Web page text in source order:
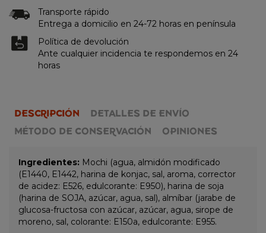
Transporte rápido
Entrega a domicilio en 24-72 horas en península
Política de devolución
Ante cualquier incidencia te respondemos en 24
horas
DESCRIPCIÓN
DETALLES DE ENVÍO
MÉTODO DE CONSERVACIÓN
OPINIONES
Ingredientes: Mochi (agua, almidón modificado
(E1440, E1442, harina de konjac, sal, aroma, corrector
de acidez: E526, edulcorante: E950), harina de soja
(harina de SOJA, azúcar, agua, sal), almíbar (jarabe de
glucosa-fructosa con azúcar, azúcar, agua, sirope de
moreno, sal, colorante: E150a, edulcorante: E955.